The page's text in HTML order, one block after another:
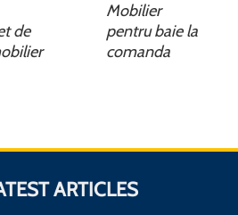
de
Mobilier
pentru baie la
comanda
ARTICLES